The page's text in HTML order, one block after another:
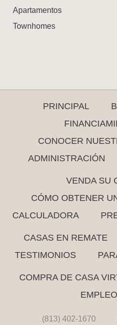
Apartamentos
Townhomes
PRINCIPAL
CONOCER
ADMINISTRACIÓN
VENDA SU
CÓMO OBTENER
CALCULADORA
CASAS EN REMATE
TESTIMONIOS
COMPRA DE CASA
(813) 402-1670